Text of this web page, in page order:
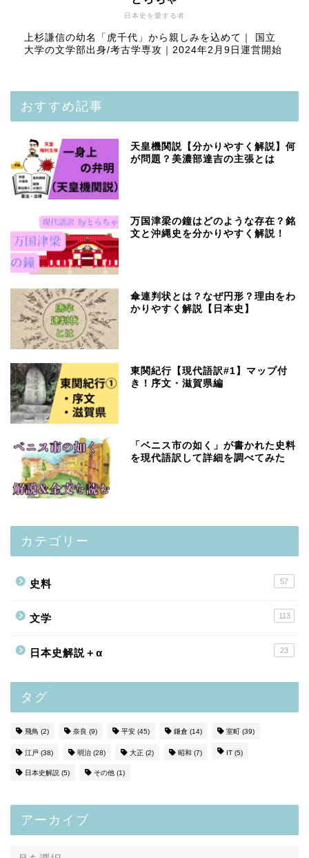
日本史を愛する者
上杉謙信の幼名「虎千代」から親しみを込めて｜ 国立
大学の文学部出身/考古学専攻｜2024年2月9日運営開始
おすすめ記事
天皇機関説【分かりやすく解説】何
が問題？美濃部達吉の主張とは
万国津梁の鐘はどのような存在？銘
文と沖縄史を分かりやすく解説！
傘連判状とは？なぜ円形？理由をわ
かりやすく解説【日本史】
東関紀行【現代語訳#1】マップ付
き！序文・滋賀県編
「ベニス市の如く」が書かれた史料
を現代語訳して詳細を調べてみた
カテゴリー
史料 57
文学 113
日本史解説＋α 23
タグ
飛鳥 (2) 奈良 (9) 平安 (45) 鎌倉 (14) 室町 (39)
江戸 (38) 明治 (28) 大正 (2) 昭和 (7) IT (5)
日本史解説 (5) その他 (1)
アーカイブ